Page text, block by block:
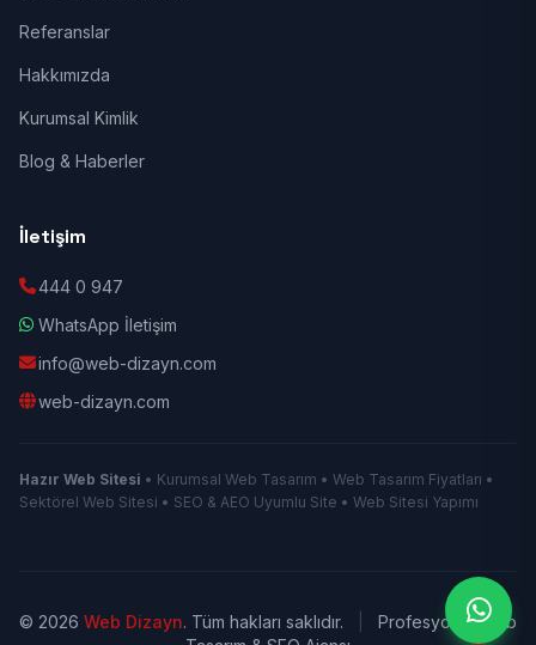
Referanslar
Hakkımızda
Kurumsal Kimlik
Blog & Haberler
İletişim
444 0 947
WhatsApp İletişim
info@web-dizayn.com
web-dizayn.com
Hazır Web Sitesi • Kurumsal Web Tasarım • Web Tasarım Fiyatları •
Sektörel Web Sitesi • SEO & AEO Uyumlu Site • Web Sitesi Yapımı
© 2026 Web Dizayn. Tüm hakları saklıdır.
Profesyonel Web